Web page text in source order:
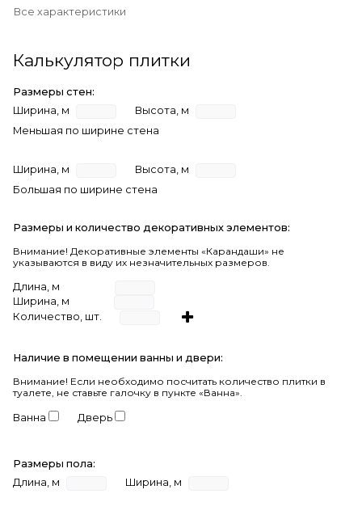
Все характеристики
Калькулятор плитки
Размеры стен:
Ширина, м
Высота, м
Меньшая по ширине стена
Ширина, м
Высота, м
Большая по ширине стена
Размеры и количество декоративных элементов:
Внимание! Декоративные элементы «Карандаши» не
указываются в виду их незначительных размеров.
Длина, м
Ширина, м
Количество, шт.
Наличие в помещении ванны и двери:
Внимание! Если необходимо посчитать количество плитки в
туалете, не ставьте галочку в пункте «Ванна».
Ванна Дверь
Размеры пола:
Длина, м
Ширина, м